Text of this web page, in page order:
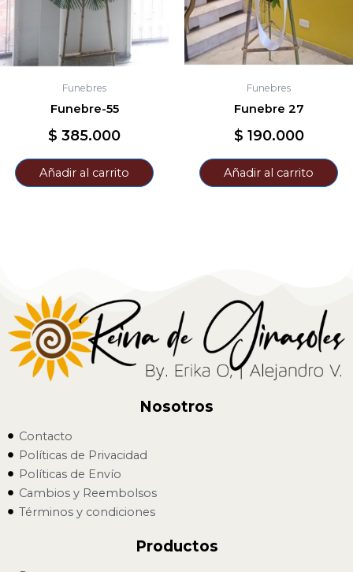
Funebres
Funebre-55
$ 385.000
Añadir al carrito
Funebres
Funebre 27
$ 190.000
Añadir al carrito
Nosotros
Contacto
Políticas de Privacidad
Políticas de Envío
Cambios y Reembolsos
Términos y condiciones
Productos